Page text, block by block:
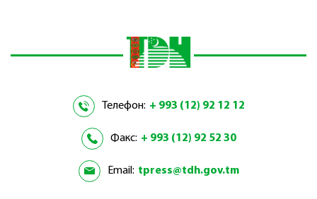
Телефон: + 993 (12) 92 12 12
Факс: + 993 (12) 92 52 30
Email: tpress@tdh.gov.tm